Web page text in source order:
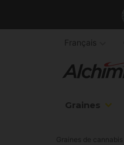
Graines
Français
Graines de cannabis